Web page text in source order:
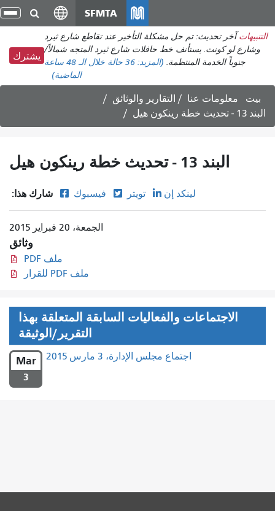
انتقل
إلى
المحتوى
الرئيسي
SFMTA
التنبيهات آخر تحديث: تم حل مشكلة التأخير عند تقاطع شارع ثيرد
وشارع لو كونت. يستأنف خط حافلات شارع ثيرد المتجه شمالاً/
جنوباً الخدمة المنتظمة. (المزيد: 36 حالة
خلال الـ 48 ساعة
الماضية)
يشترك
بيت معلومات عنا
التقارير والوثائق
البند 13 - تحديث خطة رينكون هيل
البند 13 - تحديث خطة رينكون هيل
شارك هذا: فيسبوك تويتر لينكد إن
الجمعة، 20 فبراير 2015
وثائق
ملف PDF
ملف PDF للقرار
الاجتماعات والفعاليات السابقة المتعلقة بهذا
التقرير/الوثيقة
Mar
3
اجتماع مجلس الإدارة، 3 مارس 2015